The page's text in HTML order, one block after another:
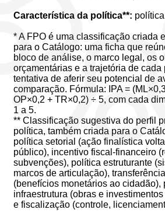
Característica da política**:
* A FPO é uma classificação criada
para o Catálogo: uma ficha que
bloco de análise, o marco legal, os
orçamentárias e a trajetória de cada
tentativa de aferir seu potencial de
comparação. Fórmula: IPA =
OP×0,2 + TR×0,2) ÷ 5, com cada
1 a 5.
** Classificação sugestiva do perfil
política, também criada para o
política setorial (ação finalística
público), incentivo fiscal-financeiro
subvenções), política estruturante
marcos de articulação),
(benefícios monetários ao cidadão),
infraestrutura (obras e
e fiscalização (controle,